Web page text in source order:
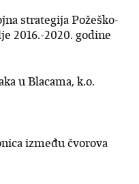
strategija Požeško-
2016.-2020. godine
u Blacama, k.o.
između čvorova